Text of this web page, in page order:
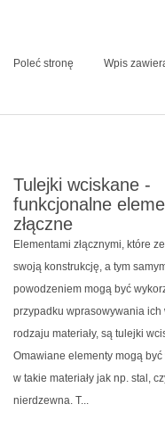
Poleć stronę Wpis
Tulejki wciskane -
funkcjonalne
złączne
Elementami złącznymi, które
swoją konstrukcję, a tym
powodzeniem mogą być
przypadku wprasowywania ich
rodzaju materiały, są tulejki
Omawiane elementy mogą
w takie materiały jak np. stal,
nierdzewna. T...